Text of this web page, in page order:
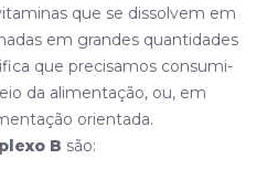
que se dissolvem em
em grandes quantidades
que precisamos consumi-
da alimentação, ou, em
orientada.
B são: